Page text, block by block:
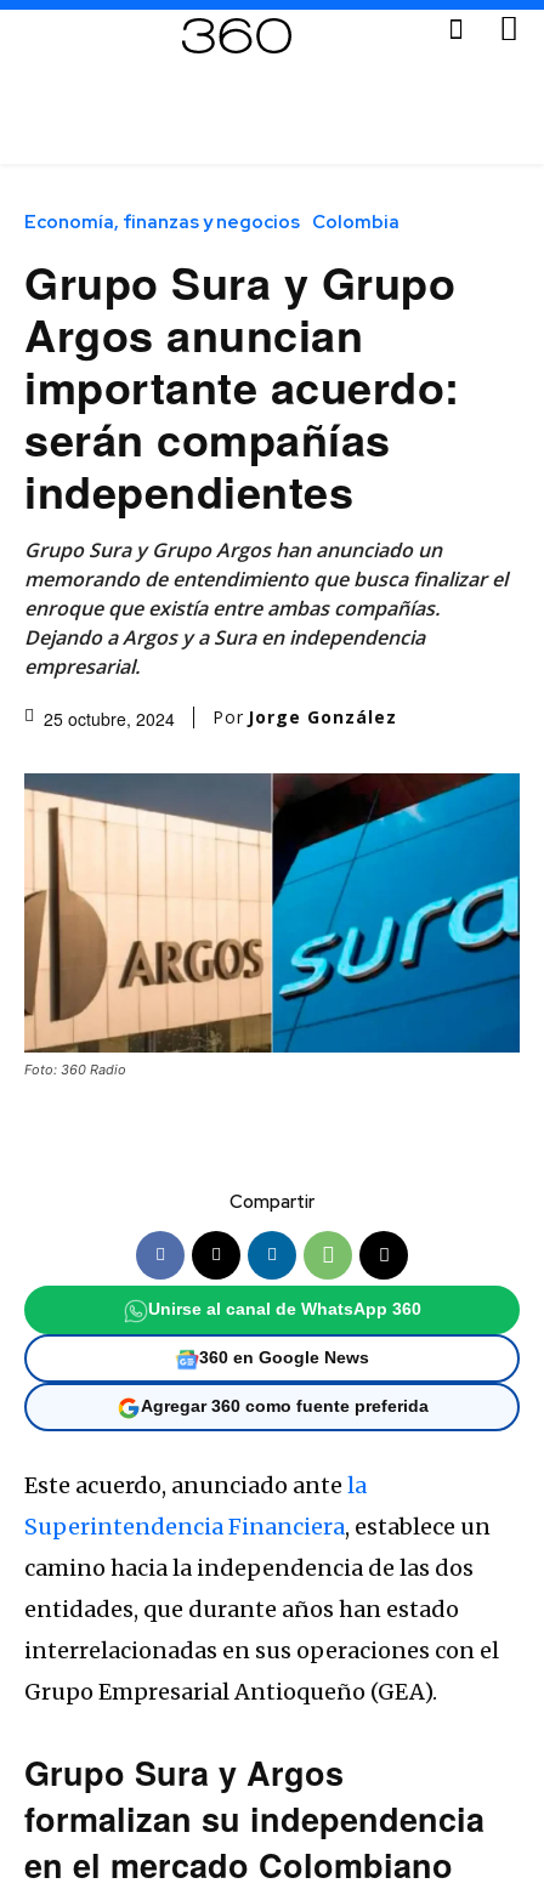
Economía, finanzas y negocios Colombia
Grupo Sura y Grupo
Argos anuncian
importante acuerdo:
serán compañías
independientes
Grupo Sura y Grupo Argos han anunciado un
memorando de entendimiento que busca finalizar el
enroque que existía entre ambas compañías.
Dejando a Argos y a Sura en independencia
empresarial.
25 octubre, 2024 Por Jorge González
Foto: 360 Radio
Compartir
Unirse al canal de WhatsApp 360
360 en Google News
Agregar 360 como fuente preferida
Este acuerdo, anunciado ante la
Superintendencia Financiera, establece un
camino hacia la independencia de las dos
entidades, que durante años han estado
interrelacionadas en sus operaciones con el
Grupo Empresarial Antioqueño (GEA).
Grupo Sura y Argos
formalizan su independencia
en el mercado Colombiano